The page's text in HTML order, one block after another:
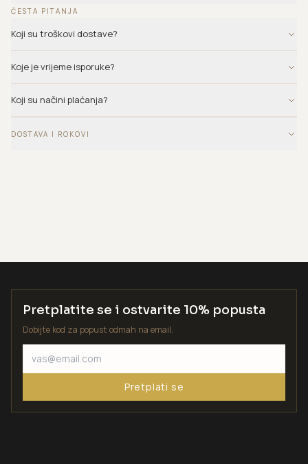
ČESTA PITANJA
Koji su troškovi dostave?
Koje je vrijeme isporuke?
Koji su načini plaćanja?
DOSTAVA I ROKOVI
Pretplatite se i ostvarite 10% popusta
Dobijte kod za popust odmah na email.
Pretplati se